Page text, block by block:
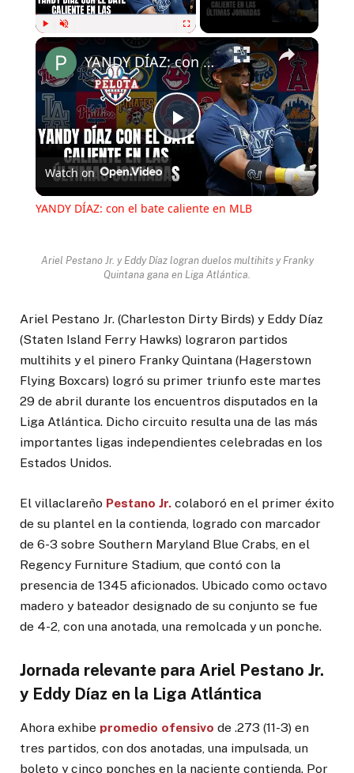
Play
Play
Video
YANDY DÍAZ: con el bate caliente en MLB
Watch on
YANDY DÍAZ: con el bate caliente en MLB
Ariel Pestano Jr. y Eddy Díaz logran duelos multihits y Franky
Quintana gana en Liga Atlántica.
Ariel Pestano Jr. (Charleston Dirty Birds) y Eddy Díaz
(Staten Island Ferry Hawks) lograron partidos
multihits y el pinero Franky Quintana (Hagerstown
Flying Boxcars) logró su primer triunfo este martes
29 de abril durante los encuentros disputados en la
Liga Atlántica. Dicho circuito resulta una de las más
importantes ligas independientes celebradas en los
Estados Unidos.
El villaclareño Pestano Jr. colaboró en el primer éxito
de su plantel en la contienda, logrado con marcador
de 6-3 sobre Southern Maryland Blue Crabs, en el
Regency Furniture Stadium, que contó con la
presencia de 1345 aficionados. Ubicado como octavo
madero y bateador designado de su conjunto se fue
de 4-2, con una anotada, una remolcada y un ponche.
Jornada relevante para Ariel Pestano Jr.
y Eddy Díaz en la Liga Atlántica
Ahora exhibe promedio ofensivo de .273 (11-3) en
tres partidos, con dos anotadas, una impulsada, un
boleto y cinco ponches en la naciente contienda. Por